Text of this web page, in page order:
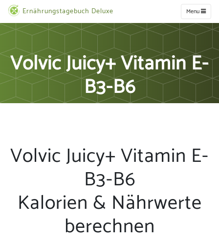
Ernährungstagebuch Deluxe Menu
Volvic Juicy+ Vitamin E-
B3-B6
Volvic Juicy+ Vitamin E-
B3-B6
Kalorien & Nährwerte
berechnen